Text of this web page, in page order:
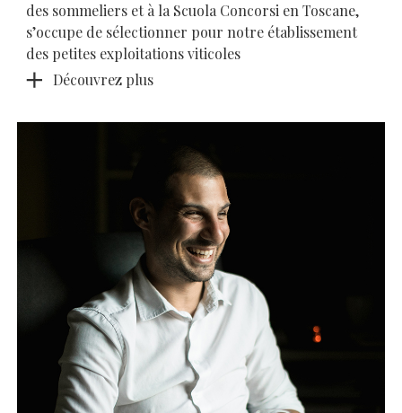
des sommeliers et à la Scuola Concorsi en Toscane,
s’occupe de sélectionner pour notre établissement
des petites exploitations viticoles
Découvrez plus